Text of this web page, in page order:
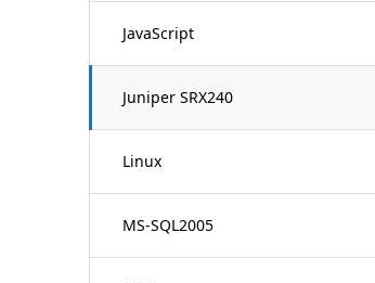
JavaScript
Juniper SRX240
Linux
MS-SQL2005